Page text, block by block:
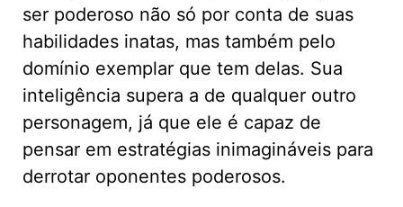
ser poderoso não só por conta de suas
habilidades inatas, mas também pelo
domínio exemplar que tem delas. Sua
inteligência supera a de qualquer outro
personagem, já que ele é capaz de
pensar em estratégias inimagináveis para
derrotar oponentes poderosos.